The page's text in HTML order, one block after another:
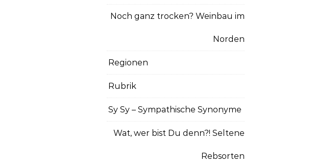
Noch ganz trocken? Weinbau im
Norden
Regionen
Rubrik
Sy Sy – Sympathische Synonyme
Wat, wer bist Du denn?! Seltene
Rebsorten